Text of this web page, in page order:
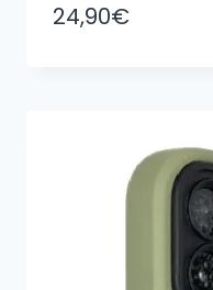
24,90€